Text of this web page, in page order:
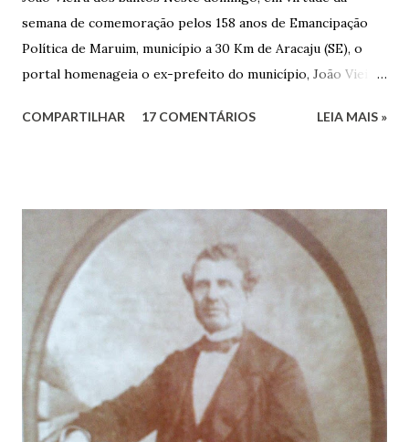
semana de comemoração pelos 158 anos de Emancipação
Política de Maruim, município a 30 Km de Aracaju (SE), o
portal homenageia o ex-prefeito do município, João Vieira
Vieira dos Santos e Arlinda Barroso dos Santos, nasceu em
infância pobre, João Vieira não pôde se dedicar aos
estudos, e então passou a colocar o trabalho em primeiro
plano para auxiliar na renda familiar. No comércio foi
garçon, dono de bar, de armarinho e depois de uma
panificação. “Ao contrário de muitos, que renegam suas
raízes e procuram obscurecer seu passado, orgulhava-se
em defender o pão como garçon, tendo incontáveis vezes
que trabalhar copiosamente fora de seu horário normal em
trocas de gorjetas que c...
COMPARTILHAR 17 COMENTÁRIOS LEIA MAIS »